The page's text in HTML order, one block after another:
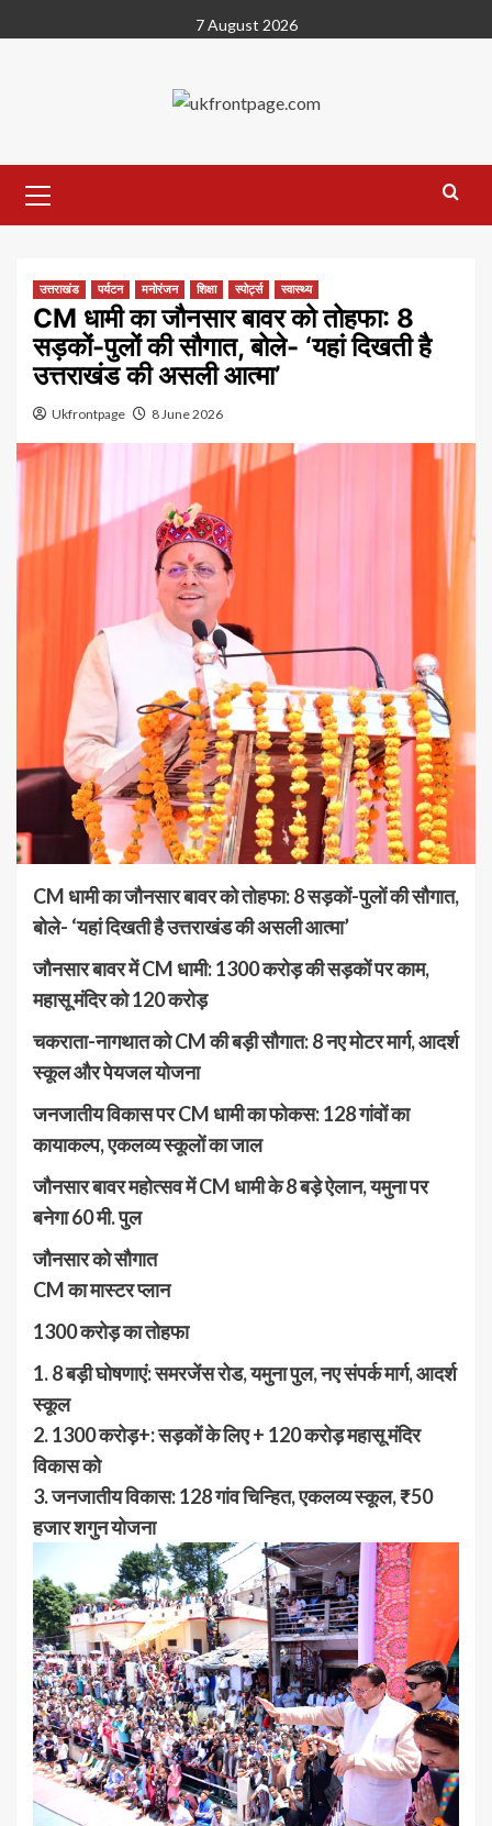
to
7 August 2026
Menu
उत्तराखंड पर्यटन मनोरंजन शिक्षा स्पोर्ट्स स्वास्थ्य
CM धामी का जौनसार बावर को तोहफा: 8
सड़कों-पुलों की सौगात, बोले- ‘यहां दिखती है
उत्तराखंड की असली आत्मा’
Ukfrontpage 8 June 2026
CM धामी का जौनसार बावर को तोहफा: 8 सड़कों-पुलों की सौगात,
बोले- ‘यहां दिखती है उत्तराखंड की असली आत्मा’
जौनसार बावर में CM धामी: 1300 करोड़ की सड़कों पर काम,
महासू मंदिर को 120 करोड़
चकराता-नागथात को CM की बड़ी सौगात: 8 नए मोटर मार्ग, आदर्श
स्कूल और पेयजल योजना
जनजातीय विकास पर CM धामी का फोकस: 128 गांवों का
कायाकल्प, एकलव्य स्कूलों का जाल
जौनसार बावर महोत्सव में CM धामी के 8 बड़े ऐलान, यमुना पर
बनेगा 60 मी. पुल
जौनसार को सौगात
CM का मास्टर प्लान
1300 करोड़ का तोहफा
1. 8 बड़ी घोषणाएं: समरजेंस रोड, यमुना पुल, नए संपर्क मार्ग, आदर्श
स्कूल
2. 1300 करोड़+: सड़कों के लिए + 120 करोड़ महासू मंदिर
विकास को
3. जनजातीय विकास: 128 गांव चिन्हित, एकलव्य स्कूल, ₹50
हजार शगुन योजना